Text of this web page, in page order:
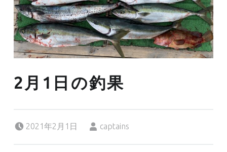
2月1日の釣果
2021年2月1日
captains